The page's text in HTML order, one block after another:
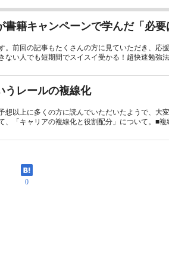
書籍キャンペーンで学んだ「必
。前回の記事もたくさんの方に見ていただき、応
ない人でも短期間でスイスイ受かる！超快速勉強
うレールの複線化
想以上に多くの方に読んでいただいたようで、大
、「キャリアの複線化と役割配分」について。■
0